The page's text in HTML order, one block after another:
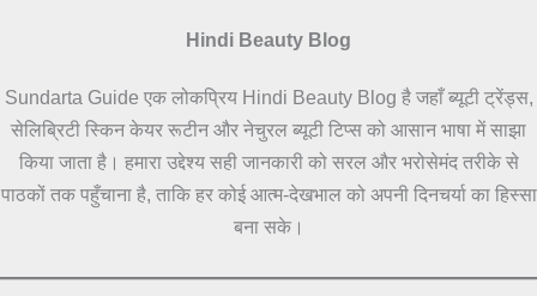
Hindi Beauty Blog
Sundarta Guide एक लोकप्रिय Hindi Beauty Blog है जहाँ ब्यूटी ट्रेंड्स,
सेलिब्रिटी स्किन केयर रूटीन और नेचुरल ब्यूटी टिप्स को आसान भाषा में साझा
किया जाता है। हमारा उद्देश्य सही जानकारी को सरल और भरोसेमंद तरीके से
पाठकों तक पहुँचाना है, ताकि हर कोई आत्म-देखभाल को अपनी दिनचर्या का हिस्सा
बना सके।